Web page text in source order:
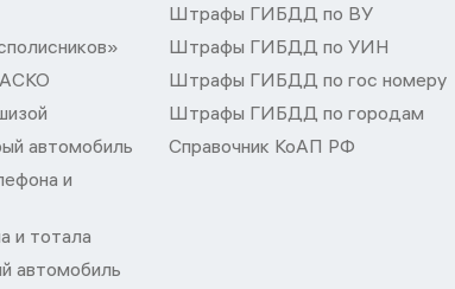
автомобиль
и
и тотала
автомобиль
Штрафы ГИБДД по ВУ
Штрафы ГИБДД по УИН
Штрафы ГИБДД по гос номеру
Штрафы ГИБДД по городам
Справочник КоАП РФ